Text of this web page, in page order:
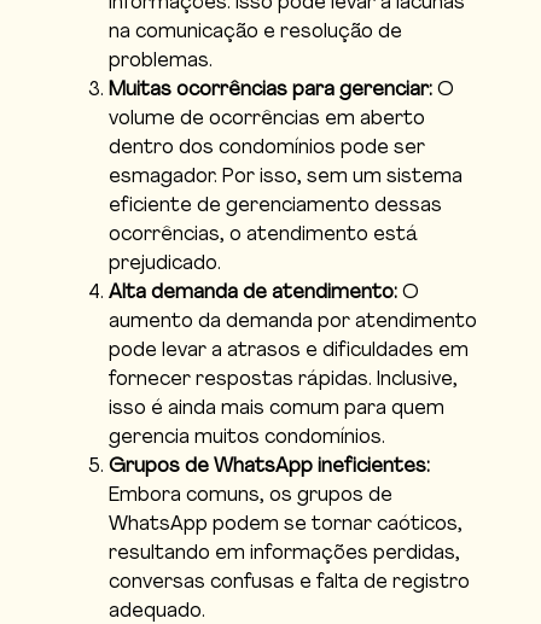
na comunicação e resolução de
problemas.
Muitas ocorrências para gerenciar: O
volume de ocorrências em aberto
dentro dos condomínios pode ser
esmagador. Por isso, sem um sistema
eficiente de gerenciamento dessas
ocorrências, o atendimento está
prejudicado.
Alta demanda de atendimento: O
aumento da demanda por atendimento
pode levar a atrasos e dificuldades em
fornecer respostas rápidas. Inclusive,
isso é ainda mais comum para quem
gerencia muitos condomínios.
Grupos de WhatsApp ineficientes:
Embora comuns, os grupos de
WhatsApp podem se tornar caóticos,
resultando em informações perdidas,
conversas confusas e falta de registro
adequado.